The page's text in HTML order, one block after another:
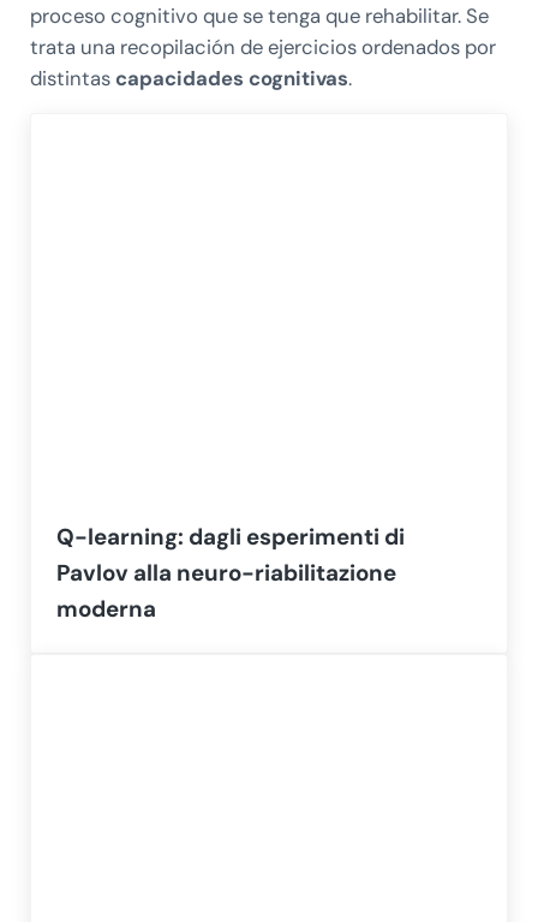
proceso cognitivo que se tenga que rehabilitar. Se
trata una recopilación de ejercicios ordenados por
distintas capacidades cognitivas.
Q-learning: dagli esperimenti di
Pavlov alla neuro-riabilitazione
moderna